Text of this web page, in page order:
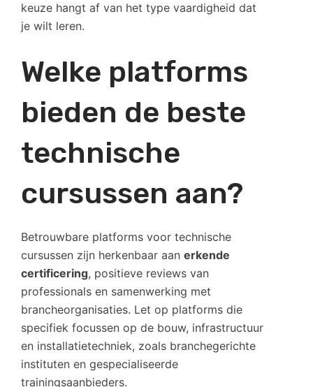
keuze hangt af van het type vaardigheid dat
je wilt leren.
Welke platforms
bieden de beste
technische
cursussen aan?
Betrouwbare platforms voor technische
cursussen zijn herkenbaar aan erkende
certificering, positieve reviews van
professionals en samenwerking met
brancheorganisaties. Let op platforms die
specifiek focussen op de bouw, infrastructuur
en installatietechniek, zoals branchegerichte
instituten en gespecialiseerde
trainingsaanbieders.